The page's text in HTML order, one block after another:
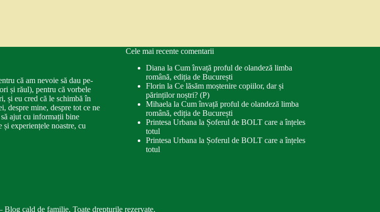
că am nevoie să dau pe-
și răul), pentru că vorbele
și eu cred că le schimbă în
despre mine, despre tot ce ne
ajut cu informații bine
și experiențele noastre, cu
Cele mai recente comentarii
Diana la Cum învață proful de olandeză limba
română, ediția de București
Florin la Ce lăsăm moștenire copiilor, dar și
părinților noștri? (P)
Mihaela la Cum învață proful de olandeză limba
română, ediția de București
Printesa Urbana la Șoferul de BOLT care a înțeles
totul
Printesa Urbana la Șoferul de BOLT care a înțeles
totul
cald de familie. Toate drepturile rezervate.